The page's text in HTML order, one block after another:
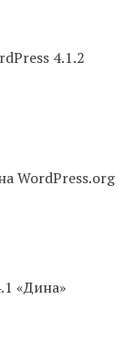
4.1.2
WordPress.org
«Дина»